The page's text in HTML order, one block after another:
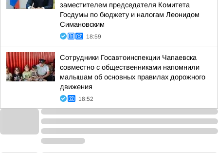
заместителем председателя Комитета
Госдумы по бюджету и налогам Леонидом
Симановским
18:59
Сотрудники Госавтоинспекции Чапаевска
совместно с общественниками напомнили
малышам об основных правилах дорожного
движения
18:52